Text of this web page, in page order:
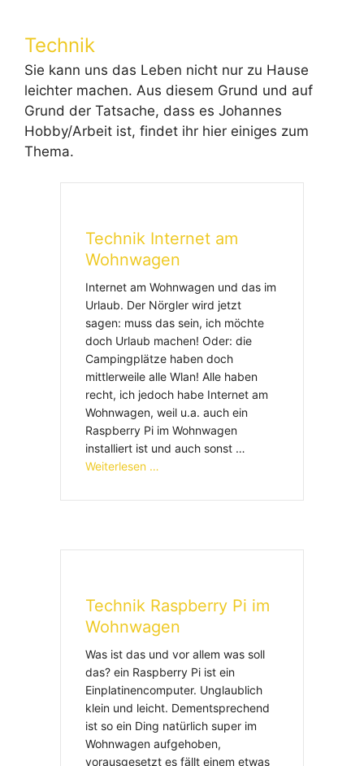
Technik
Sie kann uns das Leben nicht nur zu Hause
leichter machen. Aus diesem Grund und auf
Grund der Tatsache, dass es Johannes
Hobby/Arbeit ist, findet ihr hier einiges zum
Thema.
Technik Internet am
Wohnwagen
Internet am Wohnwagen und das im
Urlaub. Der Nörgler wird jetzt
sagen: muss das sein, ich möchte
doch Urlaub machen! Oder: die
Campingplätze haben doch
mittlerweile alle Wlan! Alle haben
recht, ich jedoch habe Internet am
Wohnwagen, weil u.a. auch ein
Raspberry Pi im Wohnwagen
installiert ist und auch sonst …
Weiterlesen …
Technik Raspberry Pi im
Wohnwagen
Was ist das und vor allem was soll
das? ein Raspberry Pi ist ein
Einplatinencomputer. Unglaublich
klein und leicht. Dementsprechend
ist so ein Ding natürlich super im
Wohnwagen aufgehoben,
vorausgesetzt es fällt einem etwas